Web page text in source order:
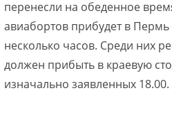
перенесли на обеденное
авиабортов прибудет в
несколько часов. Среди них
должен прибыть в краевую
изначально заявленных 18.00.